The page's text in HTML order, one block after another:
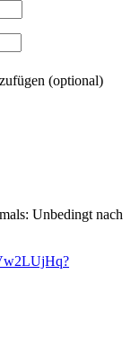
(optional)
Unbedingt nach